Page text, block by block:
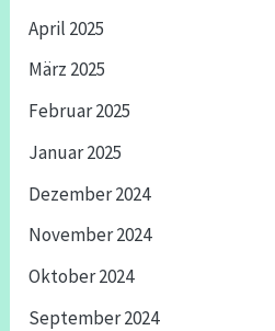
April 2025
März 2025
Februar 2025
Januar 2025
Dezember 2024
November 2024
Oktober 2024
September 2024